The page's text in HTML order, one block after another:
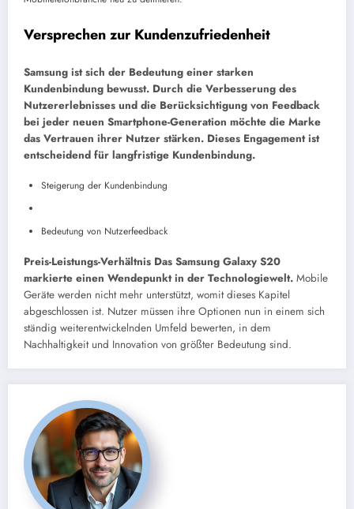
Versprechen zur Kundenzufriedenheit
Samsung ist sich der Bedeutung einer starken
Kundenbindung bewusst. Durch die Verbesserung des
Nutzererlebnisses und die Berücksichtigung von Feedback
bei jeder neuen Smartphone-Generation möchte die Marke
das Vertrauen ihrer Nutzer stärken. Dieses Engagement ist
entscheidend für langfristige Kundenbindung.
Steigerung der Kundenbindung
Bedeutung von Nutzerfeedback
Preis-Leistungs-Verhältnis Das Samsung Galaxy S20
markierte einen Wendepunkt in der Technologiewelt. Mobile
Geräte werden nicht mehr unterstützt, womit dieses Kapitel
abgeschlossen ist. Nutzer müssen ihre Optionen nun in einem sich
ständig weiterentwickelnden Umfeld bewerten, in dem
Nachhaltigkeit und Innovation von größter Bedeutung sind.